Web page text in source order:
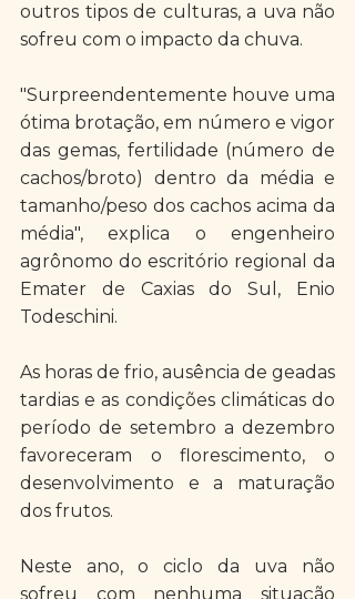
outros tipos de culturas, a uva não
sofreu com o impacto da chuva.
"Surpreendentemente houve uma
ótima brotação, em número e vigor
das gemas, fertilidade (número de
cachos/broto) dentro da média e
tamanho/peso dos cachos acima da
média", explica o engenheiro
agrônomo do escritório regional da
Emater de Caxias do Sul, Enio
Todeschini.
As horas de frio, ausência de geadas
tardias e as condições climáticas do
período de setembro a dezembro
favoreceram o florescimento, o
desenvolvimento e a maturação
dos frutos.
Neste ano, o ciclo da uva não
sofreu com nenhuma situação